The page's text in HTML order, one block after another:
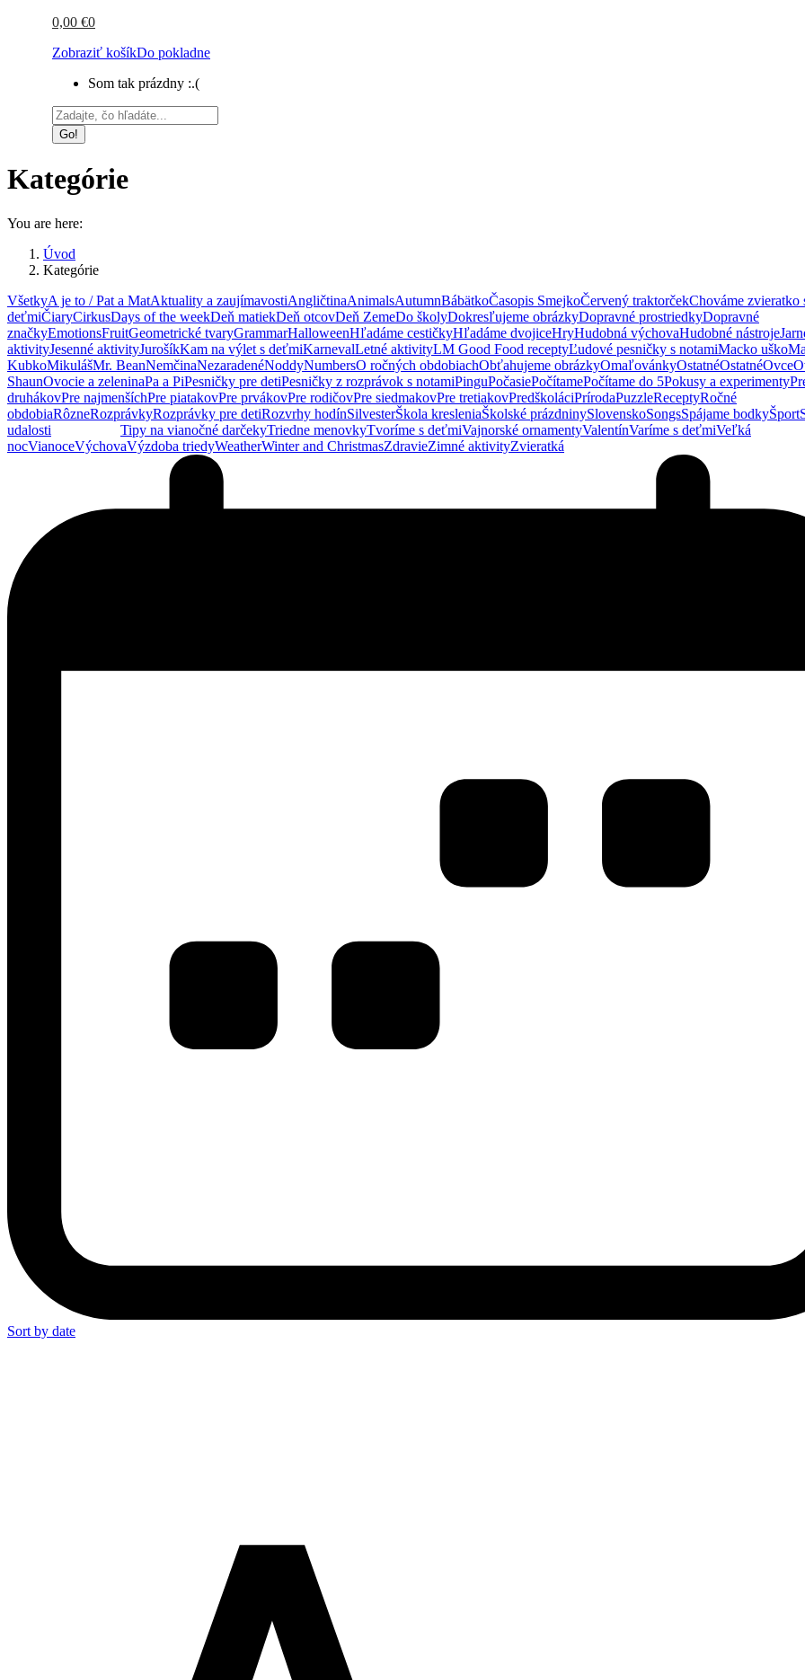
0,00 €0
Zobraziť košíkDo pokladne
Som tak prázdny :.(
Search:
Kategórie
You are here:
Úvod
Kategórie
VšetkyA je to / Pat a MatAktuality a zaujímavostiAngličtinaAnimalsAutumnBábätkoČasopis SmejkoČervený traktorčekChováme zvieratko
deťmiČiaryCirkusDays of the weekDeň matiekDeň otcovDeň ZemeDo školyDokresľujeme obrázkyDopravné prostriedkyDopravné
značkyEmotionsFruitGeometrické tvaryGrammarHalloweenHľadáme cestičkyHľadáme dvojiceHryHudobná výchovaHudobné nástroje
aktivityJesenné aktivityJurošíkKam na výlet s deťmiKarnevalLetné aktivityLM Good Food receptyĽudové pesničky s notamiMacko uško
KubkoMikulášMr. BeanNemčinaNezaradenéNoddyNumbersO ročných obdobiachObťahujeme obrázkyOmaľovánkyOstatnéOstatnéOvce
ShaunOvocie a zeleninaPa a PiPesničky pre detiPesničky z rozprávok s notamiPinguPočasiePočítamePočítame do 5Pokusy a experimenty
druhákovPre najmenšíchPre piatakovPre prvákovPre rodičovPre siedmakovPre tretiakovPredškoláciPrírodaPuzzleReceptyRočné
obdobiaRôzneRozprávkyRozprávky pre detiRozvrhy hodínSilvesterŠkola kresleniaŠkolské prázdninySlovenskoSongsSpájame bodkyŠport
udalosti
Tipy na vianočné darčekyTriedne menovkyTvoríme s deťmiVajnorské ornamentyValentínVaríme s deťmiVeľká
nocVianoceVýchovaVýzdoba triedyWeatherWinter and ChristmasZdravieZimné aktivityZvieratká
Sort by date